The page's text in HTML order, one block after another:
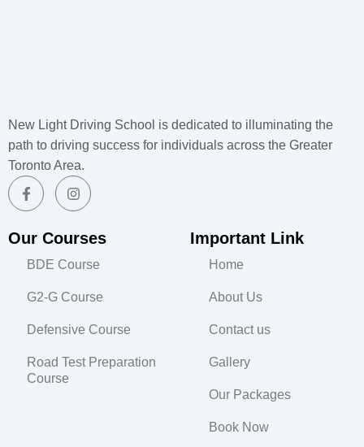
New Light Driving School is dedicated to illuminating the
path to driving success for individuals across the Greater
Toronto Area.
F
a
c
b
o
-
f
I
n
s
a
r
m
Our Courses
BDE Course
G2-G Course
Defensive Course
Road Test Preparation
Course
Important Link
Home
About Us
Contact us
Gallery
Our Packages
Book Now